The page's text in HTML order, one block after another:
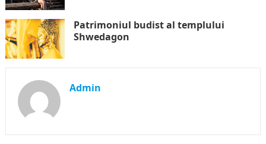
Patrimoniul budist al templului
Shwedagon
Admin